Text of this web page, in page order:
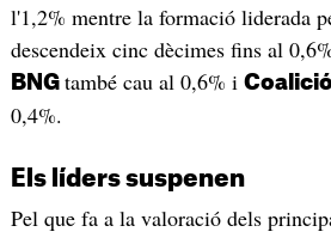
l'1,2% mentre la formació liderada
descendeix cinc dècimes fins al
BNG també cau al 0,6% i
0,4%.
Els líders suspenen
Pel que fa a la valoració dels